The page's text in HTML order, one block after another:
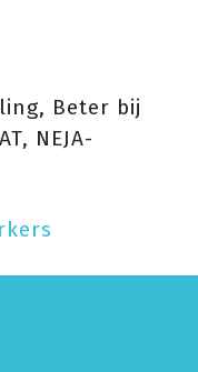
Beter bij
NEJA-